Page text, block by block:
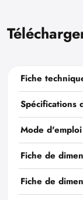
Fiche
Spécifications
Mode
Fiche de
Fiche de